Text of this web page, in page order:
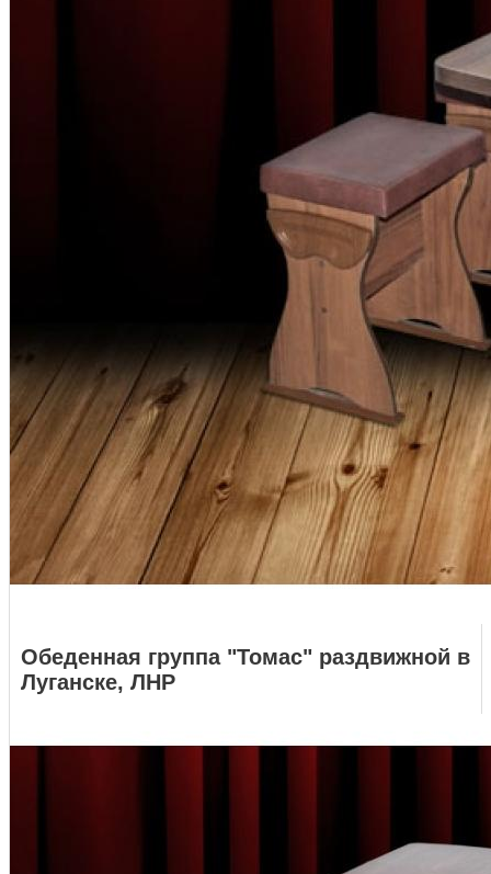
Обеденная группа "Томас" раздвижной в
Луганске, ЛНР